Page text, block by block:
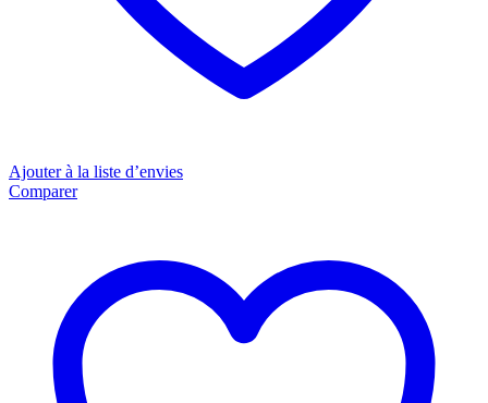
Ajouter à la liste d’envies
Comparer